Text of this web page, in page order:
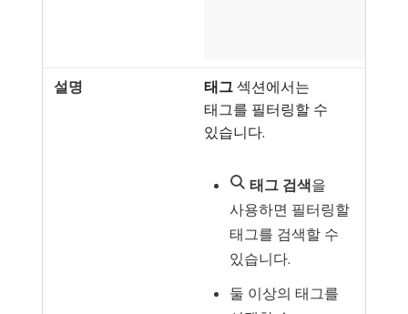
태그 섹션에서는
태그를 필터링할 수
있습니다.
태그 검색​을
사용하면 필터링할
태그를 검색할 수
있습니다.
둘 이상의 태그를